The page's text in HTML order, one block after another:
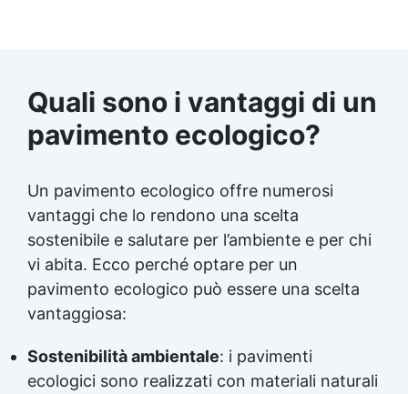
Quali sono i vantaggi di un
pavimento ecologico?
Un pavimento ecologico offre numerosi
vantaggi che lo rendono una scelta
sostenibile e salutare per l’ambiente e per chi
vi abita. Ecco perché optare per un
pavimento ecologico può essere una scelta
vantaggiosa:
Sostenibilità ambientale: i pavimenti
ecologici sono realizzati con materiali naturali